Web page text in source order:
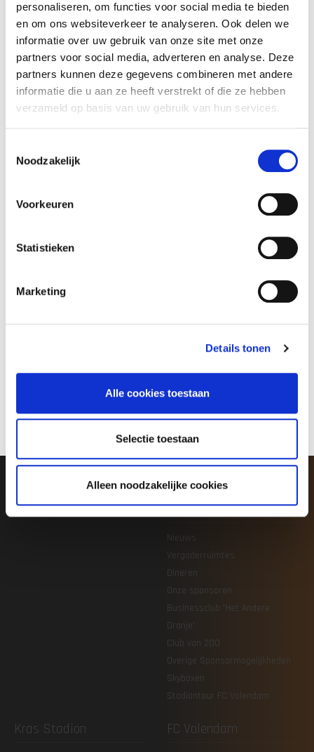
personaliseren, om functies voor social media te bieden
en om ons websiteverkeer te analyseren. Ook delen we
informatie over uw gebruik van onze site met onze
partners voor social media, adverteren en analyse. Deze
partners kunnen deze gegevens combineren met andere
informatie die u aan ze heeft verstrekt of die ze hebben
verzameld op basis van uw gebruik van hun services.
Noodzakelijk
Voorkeuren
Statistieken
Marketing
Details tonen
Alle cookies toestaan
Selectie toestaan
Alleen noodzakelijke cookies
Als het dus om rijplezier draait bent u bij ons aan het juiste adres. Of
u nu geïnteresseerd bent in een nieuwe BMW of een gebruikte,
accessoires voor uw BMW zoekt of een afspraak met de werkplaats
wilt maken – wij bieden een luisterend oor als het om uw wensen
gaat.
https://dusseldorpbmw.nl/vestigingen/dusseldorp-hoorn
Voetbal
1e Elftal
FC Volendam O19
Agenda & uitslagen
Club
Mediabeleid
Organisatie
Vacatures en stages
Zakelijk
Nieuws
Vergaderruimtes
Dineren
Onze sponsoren
Businessclub 'Het Andere
Oranje'
Club van 200
Overige Sponsormogelijkheden
Skyboxen
Stadiontour FC Volendam
Kras Stadion FC Volendam